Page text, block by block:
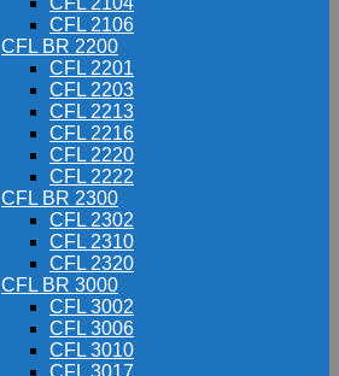
CFL 2106
CFL BR 2200
CFL 2201
CFL 2203
CFL 2213
CFL 2216
CFL 2220
CFL 2222
CFL BR 2300
CFL 2302
CFL 2310
CFL 2320
CFL BR 3000
CFL 3002
CFL 3006
CFL 3010
CFL 3017